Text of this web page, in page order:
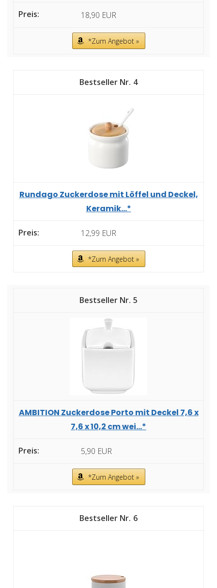
18,90 EUR
*Zum Angebot »
4
Rundago Zuckerdose mit Löffel und Deckel,
Keramik...*
12,99 EUR
*Zum Angebot »
5
AMBITION Zuckerdose Porto mit Deckel 7,6 x
7,6 x 10,2 cm wei...*
5,90 EUR
*Zum Angebot »
6